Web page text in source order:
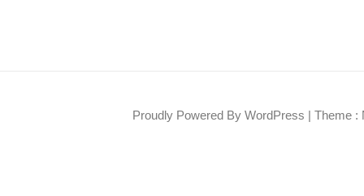
Proudly Powered By WordPress | Theme :